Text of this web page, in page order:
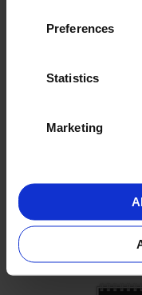
Preferences
Statistics
Marketing